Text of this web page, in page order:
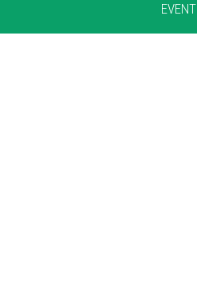
EVENT